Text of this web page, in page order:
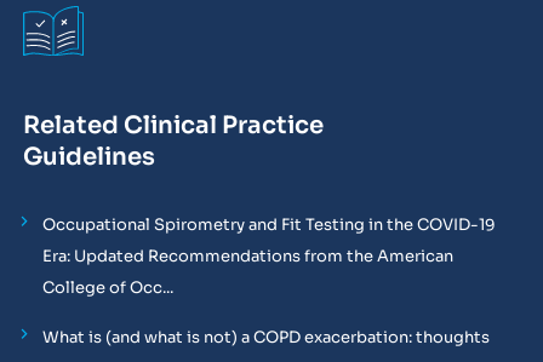
Related Clinical Practice
Guidelines
Occupational Spirometry and Fit Testing in the COVID-19
Era: Updated Recommendations from the American
College of Occ...
What is (and what is not) a COPD exacerbation: thoughts